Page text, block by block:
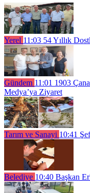
Yerel 11:03 54 Yıllık
Gündem 11:01 1903
Medya’ya Ziyaret
Tarım ve Sanayi 10:41
Belediye 10:40 Başkan